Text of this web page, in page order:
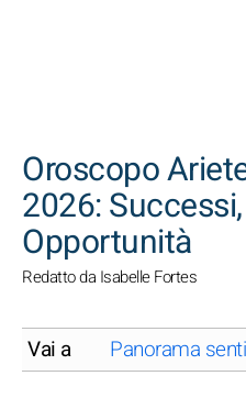
Oroscopo
2026:
Opportunità
Redatto da Isabelle Fortes
Vai a Panorama